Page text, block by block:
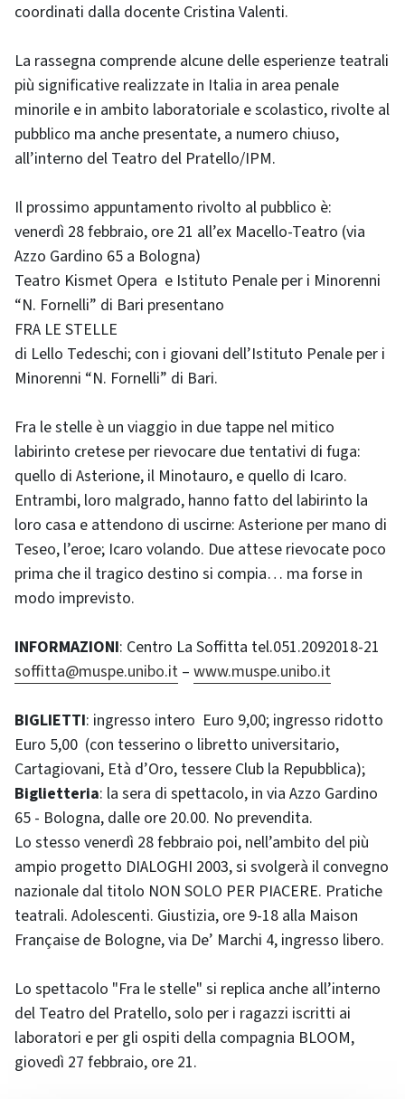
coordinati dalla docente Cristina Valenti.
La rassegna comprende alcune delle esperienze teatrali
più significative realizzate in Italia in area penale
minorile e in ambito laboratoriale e scolastico, rivolte al
pubblico ma anche presentate, a numero chiuso,
all’interno del Teatro del Pratello/IPM.
Il prossimo appuntamento rivolto al pubblico è:
venerdì 28 febbraio, ore 21 all’ex Macello-Teatro (via
Azzo Gardino 65 a Bologna)
Teatro Kismet Opera e Istituto Penale per i Minorenni
“N. Fornelli” di Bari presentano
FRA LE STELLE
di Lello Tedeschi; con i giovani dell’Istituto Penale per i
Minorenni “N. Fornelli” di Bari.
Fra le stelle è un viaggio in due tappe nel mitico
labirinto cretese per rievocare due tentativi di fuga:
quello di Asterione, il Minotauro, e quello di Icaro.
Entrambi, loro malgrado, hanno fatto del labirinto la
loro casa e attendono di uscirne: Asterione per mano di
Teseo, l’eroe; Icaro volando. Due attese rievocate poco
prima che il tragico destino si compia… ma forse in
modo imprevisto.
INFORMAZIONI: Centro La Soffitta tel.051.2092018-21
soffitta@muspe.unibo.it – www.muspe.unibo.it
BIGLIETTI: ingresso intero Euro 9,00; ingresso ridotto
Euro 5,00 (con tesserino o libretto universitario,
Cartagiovani, Età d’Oro, tessere Club la Repubblica);
Biglietteria: la sera di spettacolo, in via Azzo Gardino
65 - Bologna, dalle ore 20.00. No prevendita.
Lo stesso venerdì 28 febbraio poi, nell’ambito del più
ampio progetto DIALOGHI 2003, si svolgerà il convegno
nazionale dal titolo NON SOLO PER PIACERE. Pratiche
teatrali. Adolescenti. Giustizia, ore 9-18 alla Maison
Française de Bologne, via De’ Marchi 4, ingresso libero.
Lo spettacolo "Fra le stelle" si replica anche all’interno
del Teatro del Pratello, solo per i ragazzi iscritti ai
laboratori e per gli ospiti della compagnia BLOOM,
giovedì 27 febbraio, ore 21.